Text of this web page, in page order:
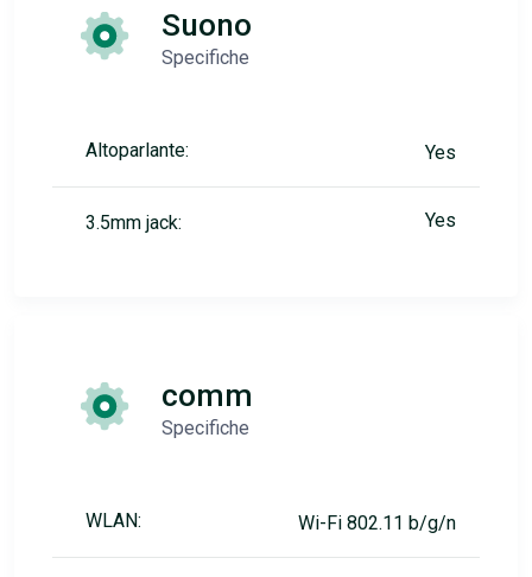
Suono
Specifiche
Altoparlante: Yes
3.5mm jack: Yes
comm
Specifiche
WLAN: Wi-Fi 802.11 b/g/n